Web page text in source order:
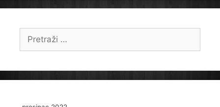
Pretraži: